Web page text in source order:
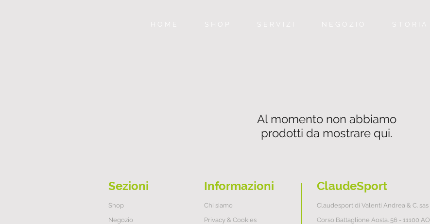
H O M E S H O P S E R V I Z I N E G O Z I O S T O R I A
Al momento non abbiamo
prodotti da mostrare qui.
Sezioni
Shop
Negozio
Informazioni
Chi siamo
Privacy & Cookies
ClaudeSport
Claudesport di Valenti Andrea & C. sas
Corso Battaglione Aosta. 56 - 11100 AO